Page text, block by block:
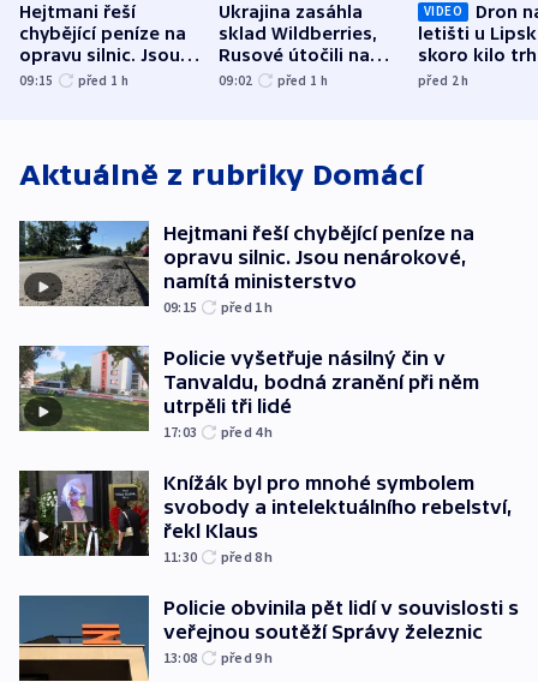
Hejtmani řeší
chybějící peníze na
opravu silnic. Jsou
nenárokové, namítá
09:15 před 1 h
Ukrajina zasáhla
sklad Wildberries,
Rusové útočili na
trh, hasiče či
09:02 před 1 h
VIDEO
Dron
letišti u
skoro kilo
indicie
před 2h
Aktuálně z rubriky Domácí
Hejtmani řeší chybějící peníze na
opravu silnic. Jsou nenárokové,
namítá ministerstvo
09:15 před 1h
Policie vyšetřuje násilný čin v
Tanvaldu, bodná zranění při něm
utrpěli tři lidé
17:03 před 4h
Knížák byl pro mnohé symbolem
svobody a intelektuálního rebelství,
řekl Klaus
11:30 před 8h
Policie obvinila pět lidí v souvislosti s
veřejnou soutěží Správy železnic
13:08 před 9h